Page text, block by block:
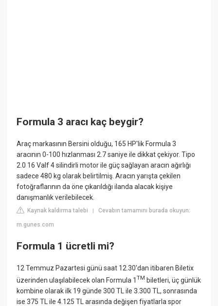
Formula 3 aracı kaç beygir?
Araç markasının Bersini olduğu, 165 HP'lik Formula 3
aracının 0-100 hızlanması 2.7 saniye ile dikkat çekiyor. Tipo
2.0 16 Valf 4 silindirli motor ile güç sağlayan aracın ağırlığı
sadece 480 kg olarak belirtilmiş. Aracın yarışta çekilen
fotoğraflarının da öne çıkarıldığı ilanda alacak kişiye
danışmanlık verilebilecek.
Kaynak kaldırma talebi |Cevabın tamamını burada okuyun:
m.gunes.com
Formula 1 ücretli mi?
12 Temmuz Pazartesi günü saat 12.30'dan itibaren Biletix
üzerinden ulaşılabilecek olan Formula 1 TM biletleri, üç günlük
kombine olarak ilk 19 günde 300 TL ile 3.300 TL, sonrasında
ise 375 TL ile 4.125 TL arasında değişen fiyatlarla spor